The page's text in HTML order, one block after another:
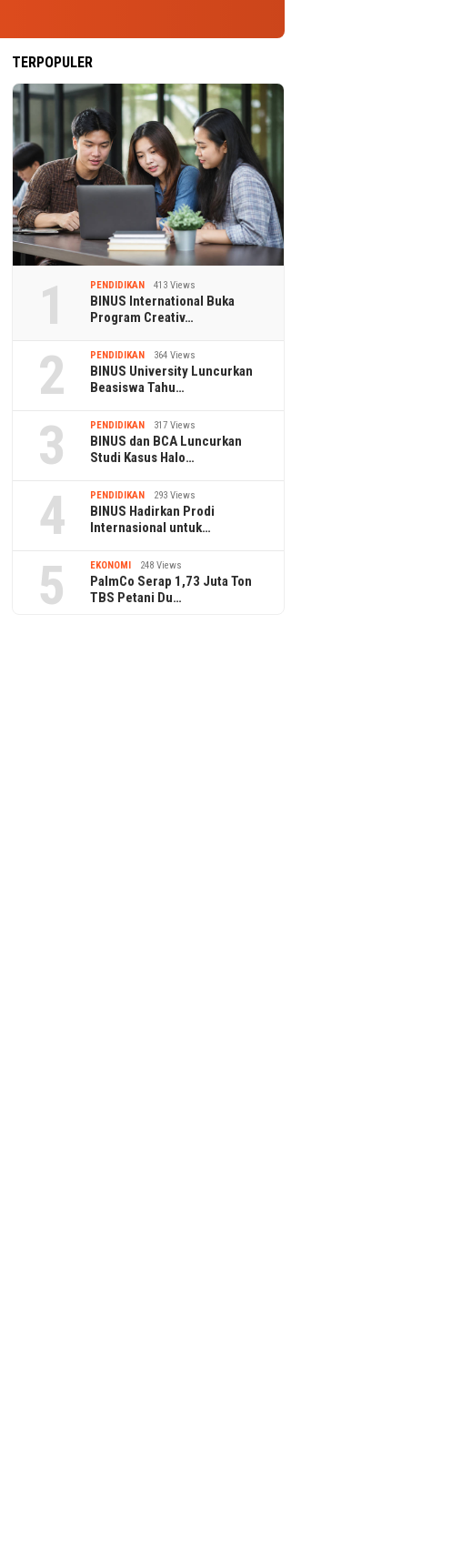
TERPOPULER
1 PENDIDIKAN 413 Views
BINUS International Buka
Program Creativ…
2 PENDIDIKAN 364 Views
BINUS University Luncurkan
Beasiswa Tahu…
3 PENDIDIKAN 317 Views
BINUS dan BCA Luncurkan
Studi Kasus Halo…
4 PENDIDIKAN 293 Views
BINUS Hadirkan Prodi
Internasional untuk…
5 EKONOMI 248 Views
PalmCo Serap 1,73 Juta Ton
TBS Petani Du…